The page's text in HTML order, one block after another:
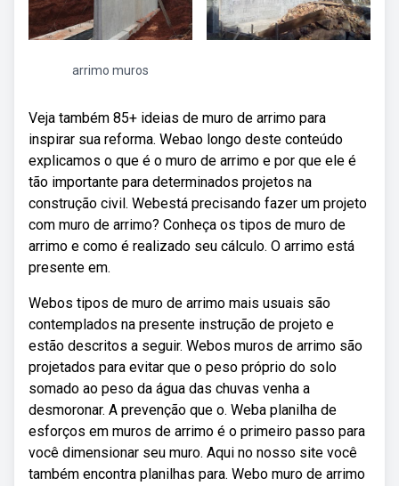
arrimo muros
Veja também 85+ ideias de muro de arrimo para
inspirar sua reforma. Webao longo deste conteúdo
explicamos o que é o muro de arrimo e por que ele é
tão importante para determinados projetos na
construção civil. Webestá precisando fazer um projeto
com muro de arrimo? Conheça os tipos de muro de
arrimo e como é realizado seu cálculo. O arrimo está
presente em.
Webos tipos de muro de arrimo mais usuais são
contemplados na presente instrução de projeto e
estão descritos a seguir. Webos muros de arrimo são
projetados para evitar que o peso próprio do solo
somado ao peso da água das chuvas venha a
desmoronar. A prevenção que o. Weba planilha de
esforços em muros de arrimo é o primeiro passo para
você dimensionar seu muro. Aqui no nosso site você
também encontra planilhas para. Webo muro de arrimo